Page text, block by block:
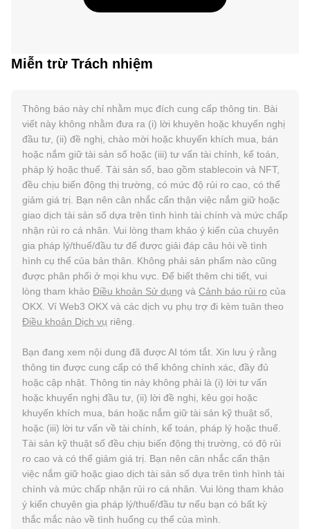
Miễn trừ Trách nhiệm
Thông báo này chỉ nhằm mục đích cung cấp thông tin. Bài
viết này không nhằm đưa ra (i) lời khuyên hoặc khuyến nghị
đầu tư, (ii) đề nghị, chào mời hoặc khuyến khích mua, bán
hoặc nắm giữ tài sản số hoặc (iii) tư vấn tài chính, kế toán,
pháp lý hoặc thuế. Tài sản số, bao gồm stablecoin và NFT,
đều chịu biến động thị trường, có mức độ rủi ro cao, có thể
giảm giá trị. Bạn nên cân nhắc cẩn thận việc nắm giữ hoặc
giao dịch tài sản số dựa trên tình hình tài chính và mức chấp
nhận rủi ro cá nhân. Vui lòng tham khảo ý kiến của chuyên
gia pháp lý/thuế/đầu tư để được giải đáp câu hỏi về tình
hình cụ thể của bản thân. Không phải sản phẩm nào cũng
được phân phối ở mọi khu vực. Để biết thêm chi tiết, vui
lòng tham khảo Điều khoản Sử dụng và Cảnh báo rủi ro của
OKX. Ví Web3 OKX và các dịch vụ phụ trợ đi kèm tuân theo
Điều khoản Dịch vụ riêng.
Bạn đang xem nội dung đã được AI tóm tắt. Xin lưu ý rằng
thông tin được cung cấp có thể không chính xác, đầy đủ
hoặc cập nhật. Thông tin này không phải là (i) lời tư vấn
hoặc khuyến nghị đầu tư, (ii) lời đề nghị, kêu gọi hoặc
khuyến khích mua, bán hoặc nắm giữ tài sản kỹ thuật số,
hoặc (iii) lời tư vấn về tài chính, kế toán, pháp lý hoặc thuế.
Tài sản kỹ thuật số đều chịu biến động thị trường, có độ rủi
ro cao và có thể giảm giá trị. Bạn nên cân nhắc cẩn thận
việc nắm giữ hoặc giao dịch tài sản số dựa trên tình hình tài
chính và mức chấp nhận rủi ro cá nhân. Vui lòng tham khảo
ý kiến chuyên gia pháp lý/thuế/đầu tư nếu bạn có bất kỳ
thắc mắc nào về tình huống cụ thể của mình.